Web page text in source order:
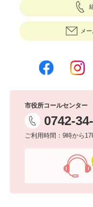
メ
市役所コールセンター
0742-
ご利用時間：9時から